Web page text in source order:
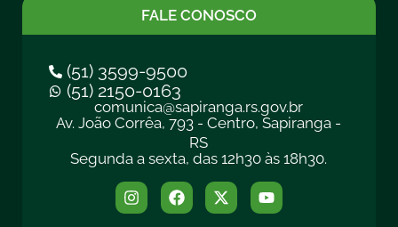
FALE CONOSCO
(51) 3599-9500
(51) 2150-0163
comunica@sapiranga.rs.gov.br
Av. João Corrêa, 793 - Centro, Sapiranga -
RS
Segunda a sexta, das 12h30 às 18h30.